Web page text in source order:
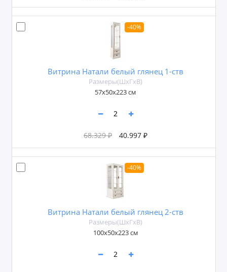
-40%
Витрина Натали белый глянец 1-ств
Размеры(ШxГxВ)
57х50х223 см
68.329 ₽ 40.997 ₽
-40%
Витрина Натали белый глянец 2-ств
Размеры(ШxГxВ)
100х50х223 см